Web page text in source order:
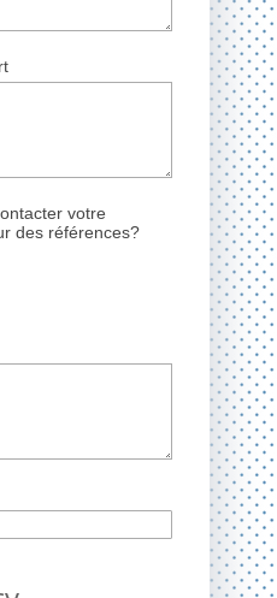
votre
des références?